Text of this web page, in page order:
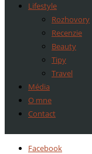
Lifestyle
Rozhovory
Recenzie
Beauty
Tipy
Travel
Média
O mne
Contact
Facebook